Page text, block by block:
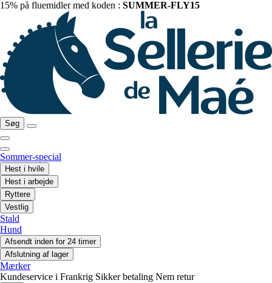
15% på fluemidler med koden : SUMMER-FLY15
Søg
Sommer-special
Hest i hvile
Hest i arbejde
Ryttere
Vestlig
Stald
Hund
Afsendt inden for 24 timer
Afslutning af lager
Mærker
Kundeservice i Frankrig Sikker betaling Nem retur